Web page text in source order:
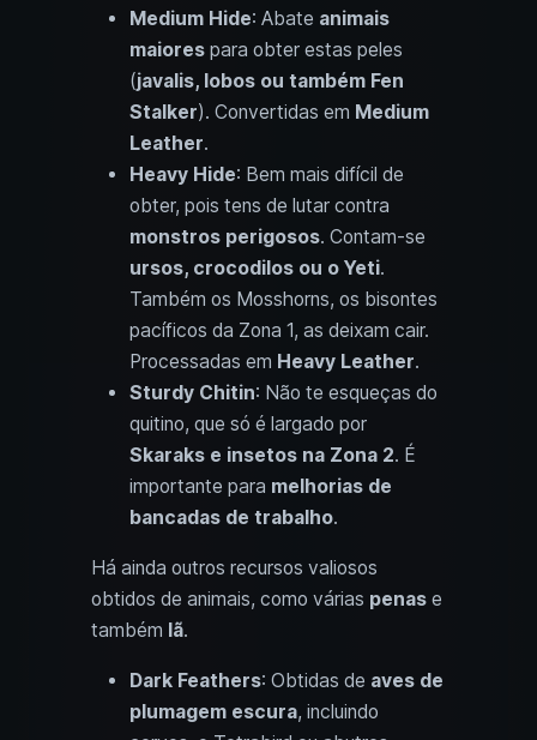
Medium Hide: Abate animais
maiores para obter estas peles
(javalis, lobos ou também Fen
Stalker). Convertidas em Medium
Leather.
Heavy Hide: Bem mais difícil de
obter, pois tens de lutar contra
monstros perigosos. Contam-se
ursos, crocodilos ou o Yeti.
Também os Mosshorns, os bisontes
pacíficos da Zona 1, as deixam cair.
Processadas em Heavy Leather.
Sturdy Chitin: Não te esqueças do
quitino, que só é largado por
Skaraks e insetos na Zona 2. É
importante para melhorias de
bancadas de trabalho.
Há ainda outros recursos valiosos
obtidos de animais, como várias penas e
também lã.
Dark Feathers: Obtidas de aves de
plumagem escura, incluindo